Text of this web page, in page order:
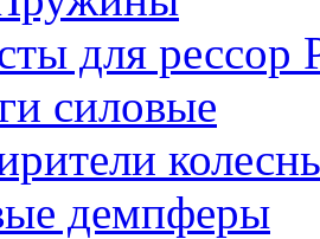
для
силовые
демпферы